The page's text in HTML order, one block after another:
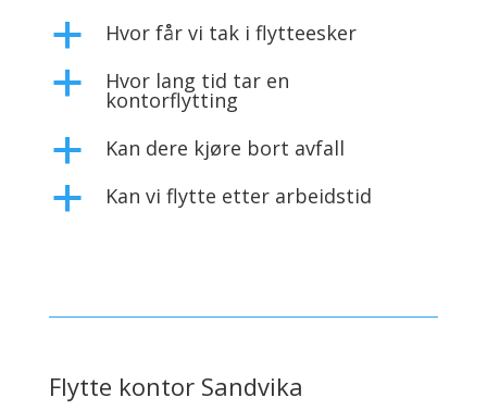
a Hvor får vi tak i flytteesker
a Hvor lang tid tar en
kontorflytting
a Kan dere kjøre bort avfall
a Kan vi flytte etter arbeidstid
Flytte kontor Sandvika